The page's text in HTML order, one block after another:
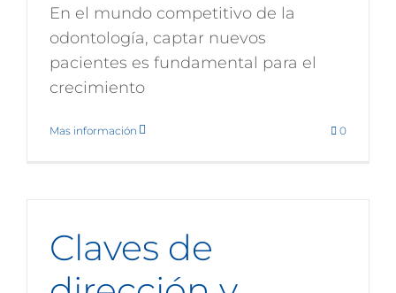
En el mundo competitivo de la
odontología, captar nuevos
pacientes es fundamental para el
crecimiento
Mas información 0
Claves de